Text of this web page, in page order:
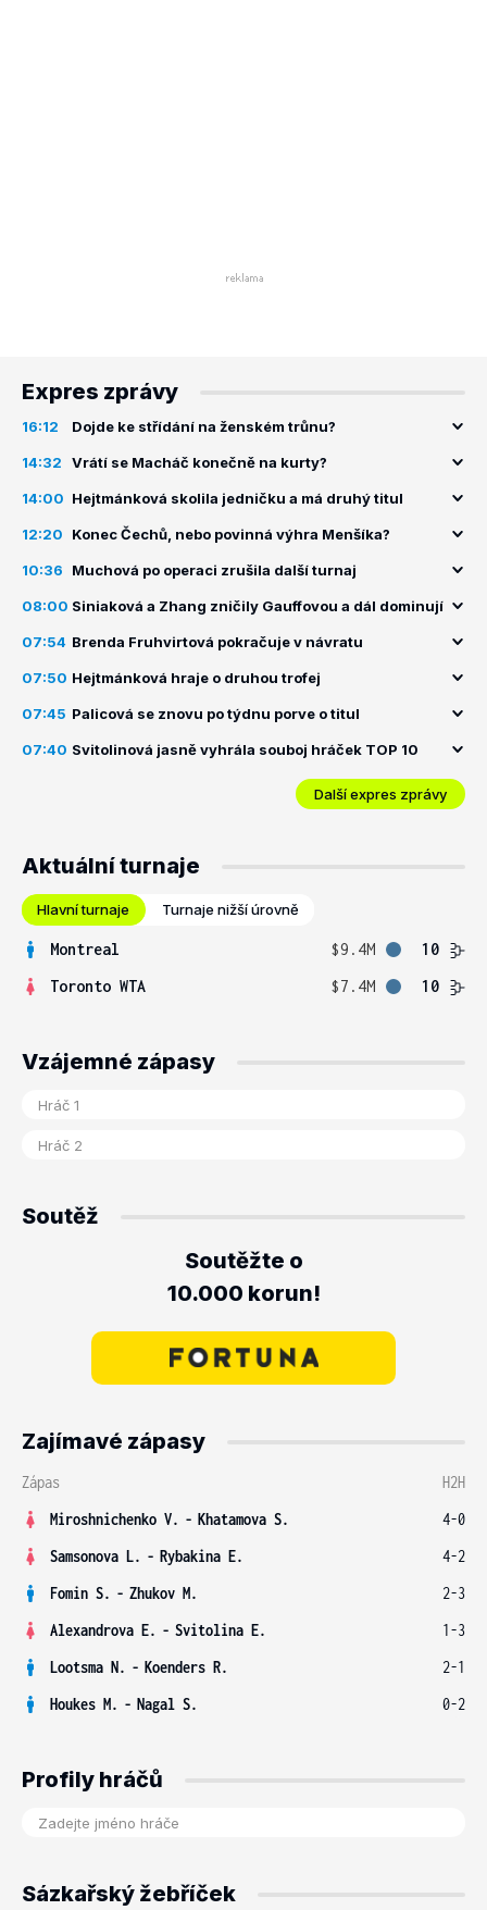
Expres zprávy
16:12 Dojde ke střídání na ženském trůnu?
14:32 Vrátí se Macháč konečně na kurty?
14:00 Hejtmánková skolila jedničku a má druhý titul
12:20 Konec Čechů, nebo povinná výhra Menšíka?
10:36 Muchová po operaci zrušila další turnaj
08:00 Siniaková a Zhang zničily Gauffovou a dál dominují
07:54 Brenda Fruhvirtová pokračuje v návratu
07:50 Hejtmánková hraje o druhou trofej
07:45 Palicová se znovu po týdnu porve o titul
07:40 Svitolinová jasně vyhrála souboj hráček TOP 10
Další expres zprávy
Aktuální turnaje
Hlavní turnaje Turnaje nižší úrovně
Montreal $9.4M
10
Toronto WTA
$7.4M 10
Vzájemné zápasy
Soutěž
Soutěžte o
10.000 korun!
Zajímavé zápasy
Zápas
H2H
Miroshnichenko V. - Khatamova S.
4-0
Samsonova L. - Rybakina E.
4-2
Fomin S. - Zhukov M.
2-3
Alexandrova E. - Svitolina E.
1-3
Lootsma N. - Koenders R.
2-1
Houkes M. - Nagal S. 0-2
Profily hráčů
Sázkařský žebříček